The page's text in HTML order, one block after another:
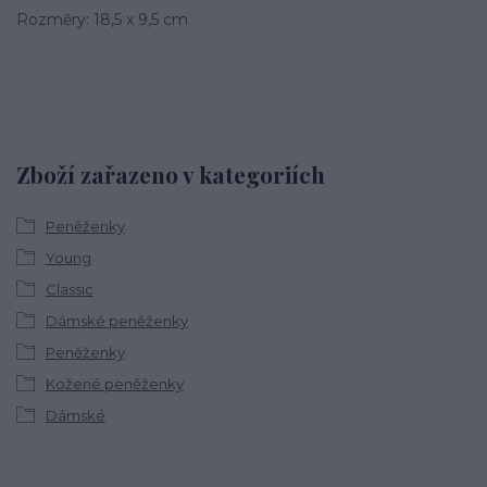
Rozměry: 18,5 x 9,5 cm
Zboží zařazeno v kategoriích
Peněženky
Young
Classic
Dámské peněženky
Peněženky
Kožené peněženky
Dámské